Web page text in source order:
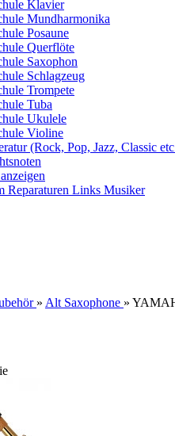
Klavier
Mundharmonika
Posaune
Querflöte
Saxophon
Schlagzeug
Trompete
Tuba
Ukulele
Violine
(Rock, Pop, Jazz, Classic
Reparaturen Links Musiker
» Alt Saxophone »